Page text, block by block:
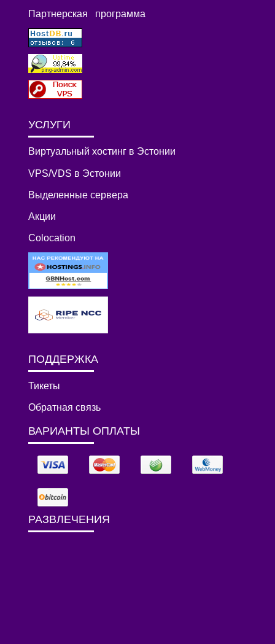
Партнерская программа
УСЛУГИ
Виртуальный хостинг в Эстонии
VPS/VDS в Эстонии
Выделенные сервера
Акции
Colocation
ПОДДЕРЖКА
Тикеты
Обратная связь
ВАРИАНТЫ ОПЛАТЫ
РАЗВЛЕЧЕНИЯ